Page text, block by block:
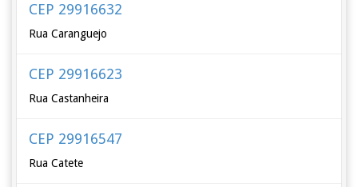
CEP 29916632
Rua Caranguejo
CEP 29916623
Rua Castanheira
CEP 29916547
Rua Catete